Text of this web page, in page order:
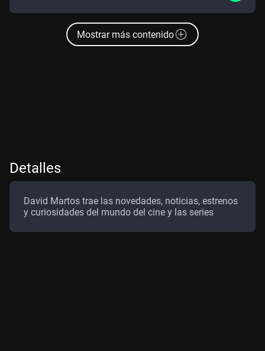
Mostrar más contenido
Detalles
David Martos trae las novedades, noticias, estrenos
y curiosidades del mundo del cine y las series